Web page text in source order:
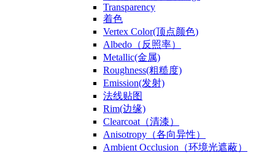
Transparency
着色
Vertex Color(顶点颜色)
Albedo（反照率）
Metallic(金属)
Roughness(粗糙度)
Emission(发射)
法线贴图
Rim(边缘)
Clearcoat（清漆）
Anisotropy（各向异性）
Ambient Occlusion（环境光遮蔽）